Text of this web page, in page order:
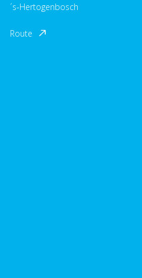
´s-Hertogenbosch
Route